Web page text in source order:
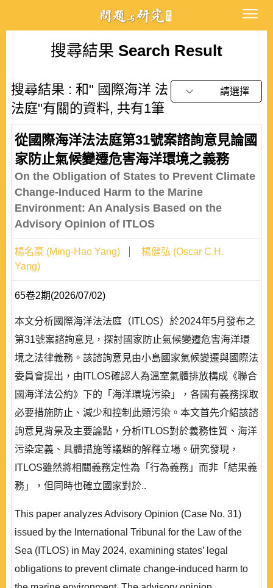
搜尋結果 Search Result
搜尋結果 : 和" 國際海洋 法
法庭"有關的資料, 共有1筆
請選擇
從國際海洋法法庭第31號案諮詢意見論國
家防止氣候變遷危害海洋環境之義務
On the Obligation of States to Prevent Climate
Change-Induced Harm to the Marine
Environment: An Analysis Based on the
Advisory Opinion of ITLOS
楊名豪 (Ming-Hao Yang)
楊健弘 (Oscar C.H.
Yang)
65卷2期(2026/07/02)
本文分析國際海洋法法庭（ITLOS）於2024年5月發布之
第31號案諮詢意見，探討國家防止氣候變遷危害海洋環
境之法律義務。該諮詢意見由小島國家氣候變遷與國際法
委員會提出，由ITLOS確認人為溫室氣體排放構成《聯合
國海洋法公約》下的「海洋環境污染」，各國有義務採取
必要措施防止、減少和控制此類污染。本文首先介紹該諮
詢意見背景及主要論點，分析ITLOS對於義務性質、海洋
污染定義、具體措施等議題的解釋立場。研究發現，
ITLOS雖然將相關義務定性為「行為義務」而非「結果義
務」，但同時也確立國家對於..
This paper analyzes Advisory Opinion (Case No. 31)
issued by the International Tribunal for the Law of the
Sea (ITLOS) in May 2024, examining states’ legal
obligations to prevent climate change-induced harm to